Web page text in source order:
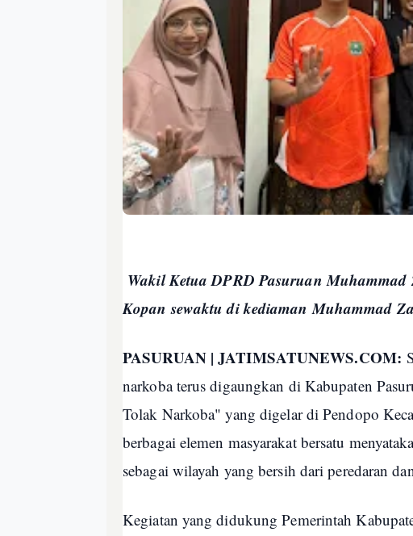
Wakil Ketua DPRD Pasuruan
Kopan sewaktu di kediaman Muhammad
PASURUAN | JATIMSATUNEWS.COM:
narkoba terus digaungkan di Kabupaten
Tolak Narkoba" yang digelar di Pendopo
berbagai elemen masyarakat bersatu
sebagai wilayah yang bersih dari peredaran
Kegiatan yang didukung Pemerintah